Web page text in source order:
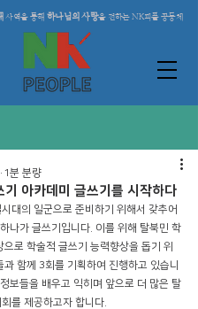
사역을 통해 하나님의 사랑을 전하는 NK피플 공동체
기 아카데미 글쓰기를 시작하다
1분 분량
대의 일군으로 준비하기 위해서 갖추어
나가 글쓰기입니다. 이를 위해 탈북민 학
으로 학술적 글쓰기 능력향상을 돕기 위
과 함께 3회를 기획하여 진행하고 있습니
보들을 배우고 익히며 앞으로 더 많은 탈
를 제공하고자 합니다.